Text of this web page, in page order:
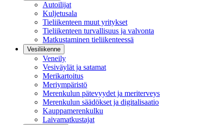
Autoilijat
Kuljetusala
Tieliikenteen muut yritykset
Tieliikenteen turvallisuus ja valvonta
Matkustaminen tieliikenteessä
Vesiliikenne
Veneily
Vesiväylät ja satamat
Merikartoitus
Meriympäristö
Merenkulun pätevyydet ja meriterveys
Merenkulun säädökset ja digitalisaatio
Kauppamerenkulku
Laivamatkustajat